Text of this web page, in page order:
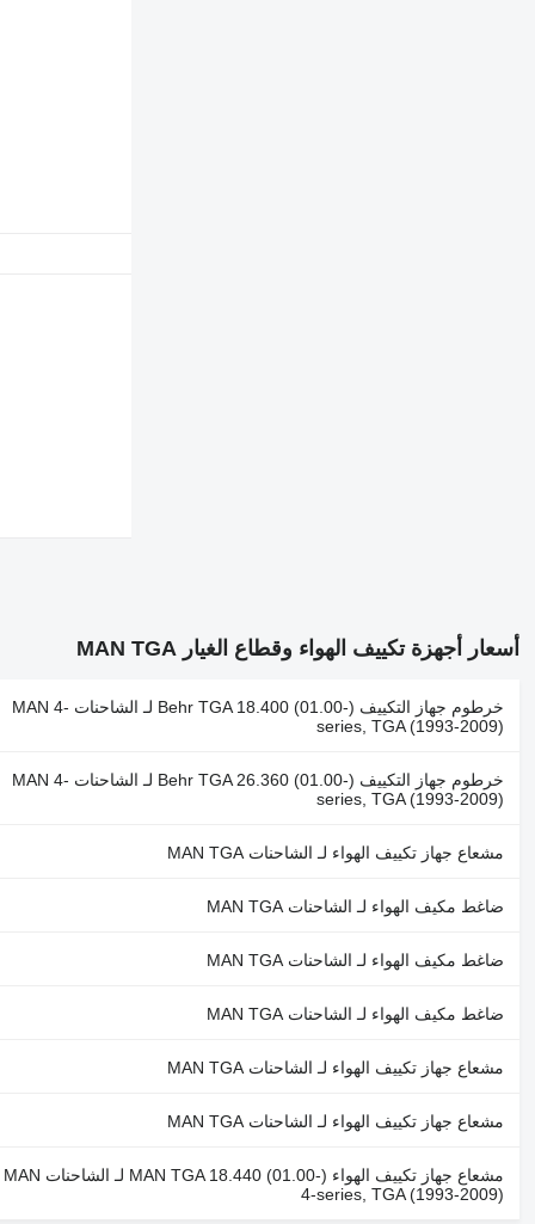
أسعار أجهزة تكييف الهواء وقطاع الغيار MAN TGA
خرطوم جهاز التكييف Behr TGA 18.400 (01.00-) لـ الشاحنات MAN 4-
series, TGA (1993-2009)
خرطوم جهاز التكييف Behr TGA 26.360 (01.00-) لـ الشاحنات MAN 4-
series, TGA (1993-2009)
مشعاع جهاز تكييف الهواء لـ الشاحنات MAN TGA
ضاغط مكيف الهواء لـ الشاحنات MAN TGA
ضاغط مكيف الهواء لـ الشاحنات MAN TGA
ضاغط مكيف الهواء لـ الشاحنات MAN TGA
مشعاع جهاز تكييف الهواء لـ الشاحنات MAN TGA
مشعاع جهاز تكييف الهواء لـ الشاحنات MAN TGA
مشعاع جهاز تكييف الهواء MAN TGA 18.440 (01.00-) لـ الشاحنات MAN
4-series, TGA (1993-2009)